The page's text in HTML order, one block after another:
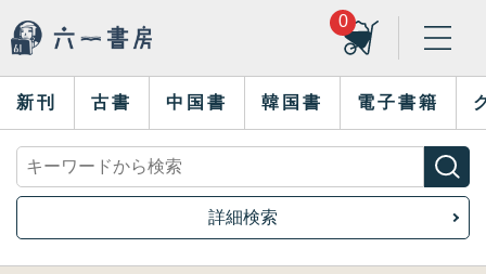
0
新刊 古書 中国書 韓国書 電子書籍
詳細検索